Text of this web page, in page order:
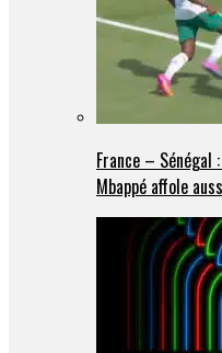
France – Sénégal
Mbappé affole